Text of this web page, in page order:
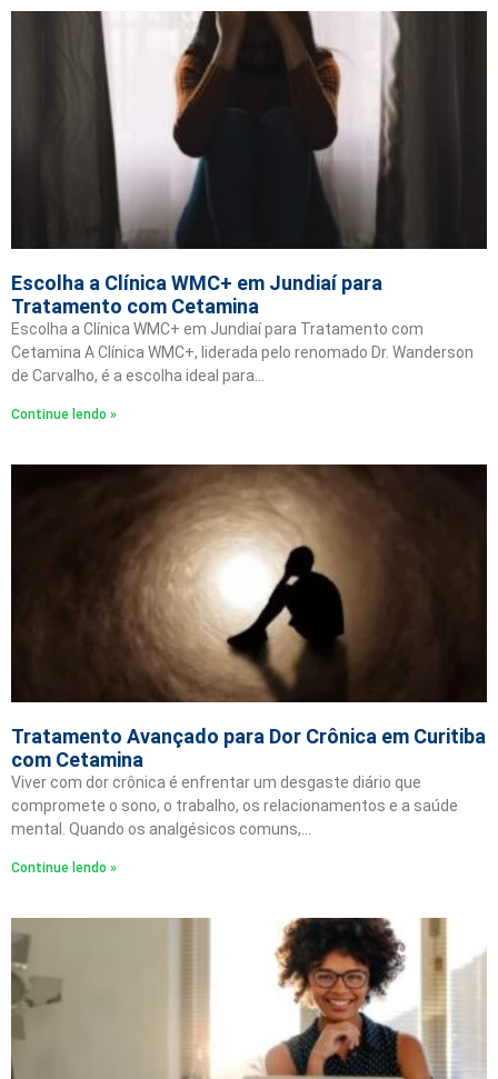
Escolha a Clínica WMC+ em Jundiaí para
Tratamento com Cetamina
Escolha a Clínica WMC+ em Jundiaí para Tratamento com
Cetamina A Clínica WMC+, liderada pelo renomado Dr. Wanderson
de Carvalho, é a escolha ideal para…
Continue lendo »
Tratamento Avançado para Dor Crônica em Curitiba
com Cetamina
Viver com dor crônica é enfrentar um desgaste diário que
compromete o sono, o trabalho, os relacionamentos e a saúde
mental. Quando os analgésicos comuns,…
Continue lendo »